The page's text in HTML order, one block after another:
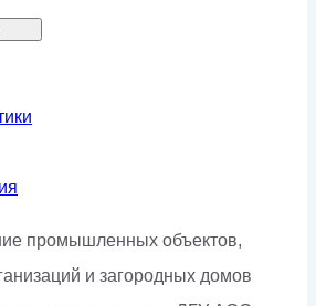
промышленных объектов,
и загородных домов